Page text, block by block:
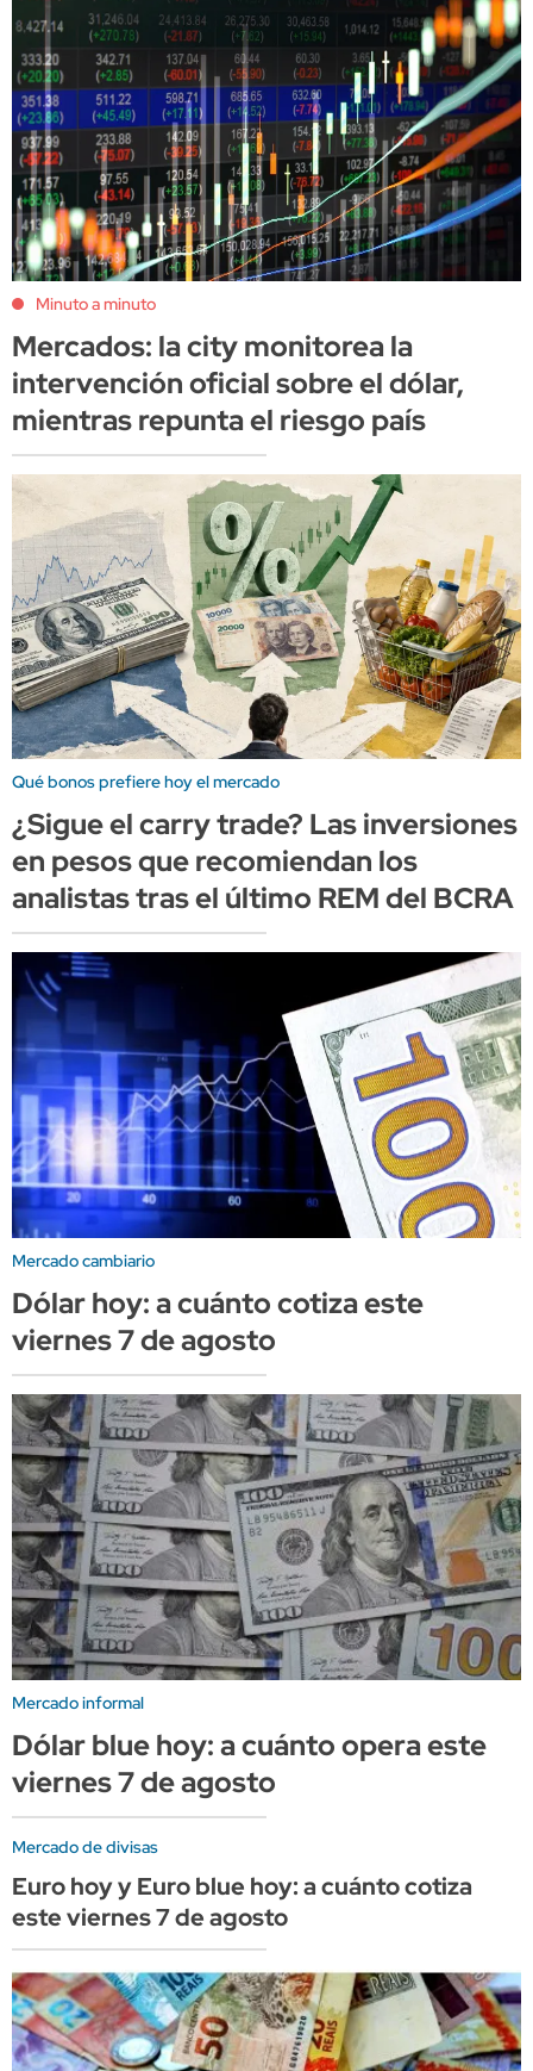
Minuto a minuto
Mercados: la city monitorea la
intervención oficial sobre el dólar,
mientras repunta el riesgo país
Qué bonos prefiere hoy el mercado
¿Sigue el carry trade? Las inversiones
en pesos que recomiendan los
analistas tras el último REM del BCRA
Mercado cambiario
Dólar hoy: a cuánto cotiza este
viernes 7 de agosto
Mercado informal
Dólar blue hoy: a cuánto opera este
viernes 7 de agosto
Mercado de divisas
Euro hoy y Euro blue hoy: a cuánto cotiza
este viernes 7 de agosto